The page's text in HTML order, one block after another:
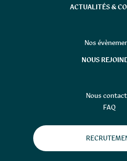
ACTUALITÉS &
Nos
NOUS
Nous
FAQ